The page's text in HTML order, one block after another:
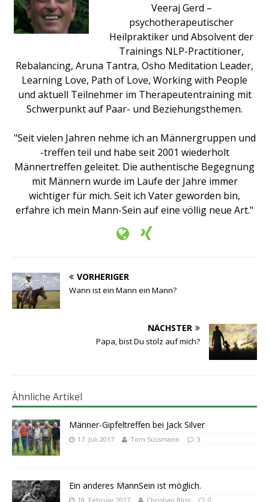
Veeraj Gerd –
psychotherapeutischer
Heilpraktiker und Absolvent der
Trainings NLP-Practitioner,
Rebalancing, Aruna Tantra, Osho Meditation Leader,
Learning Love, Path of Love, Working with People
und aktuell Teilnehmer im Therapeutentraining mit
Schwerpunkt auf Paar- und Beziehungsthemen.
"Seit vielen Jahren nehme ich an Männergruppen und
-treffen teil und habe seit 2001 wiederholt
Männertreffen geleitet. Die authentische Begegnung
mit Männern wurde im Laufe der Jahre immer
wichtiger für mich. Seit ich Vater geworden bin,
erfahre ich mein Mann-Sein auf eine völlig neue Art."
VORHERIGER
Wann ist ein Mann ein Mann?
NÄCHSTER
Papa, bist Du stolz auf mich?
Ähnliche Artikel
Männer-Gipfeltreffen bei Jack Silver
17. Juli 2017 Tom Süssmann 3
Ein anderes MannSein ist möglich.
18. Februar 2017 Christian Bliss 0